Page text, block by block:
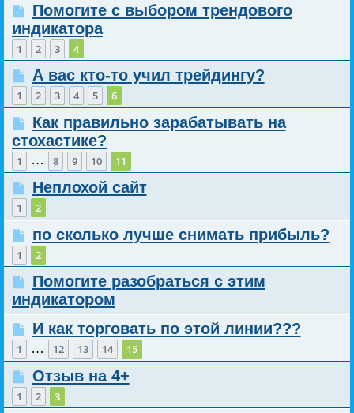
Помогите с выбором трендового
индикатора
1 2 3 4
А вас кто-то учил трейдингу?
1 2 3 4 5 6
Как правильно зарабатывать на
стохастике?
1 … 8 9 10 11
Неплохой сайт
1 2
по сколько лучше снимать прибыль?
1 2
Помогите разобраться с этим
индикатором
И как торговать по этой линии???
1 … 12 13 14 15
Отзыв на 4+
1 2 3